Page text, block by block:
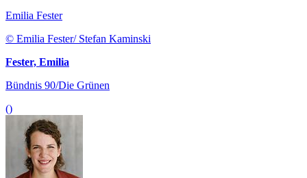
Emilia Fester
© Emilia Fester/ Stefan Kaminski
Fester, Emilia
Bündnis 90/Die Grünen
()